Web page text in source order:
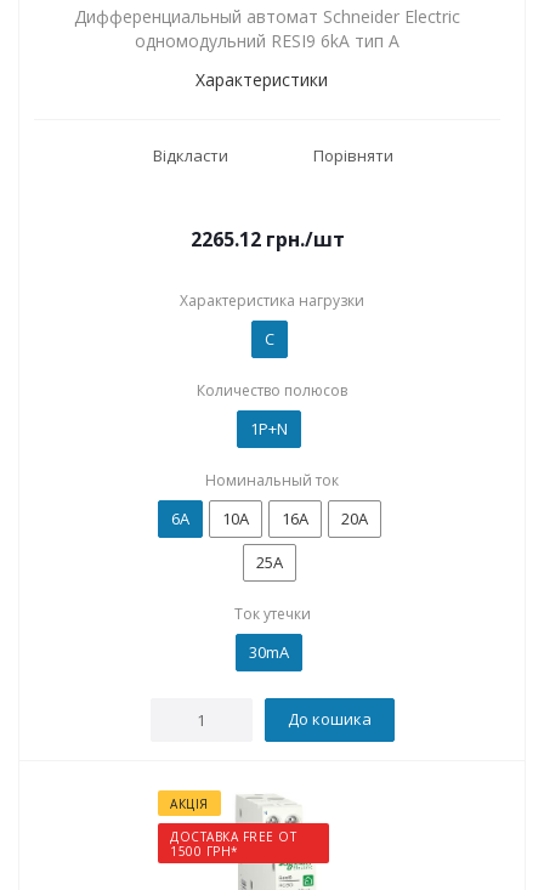
Дифференциальный автомат Schneider Electric
одномодульний RESI9 6kA тип А
Характеристики
Відкласти Порівняти
2265.12 грн./шт
Характеристика нагрузки
C
Количество полюсов
1P+N
Номинальный ток
6А 10А 16А
20А
25А
Ток утечки
30mA
До кошика
АКЦІЯ
ДОСТАВКА FREE ОТ
1500 ГРН*